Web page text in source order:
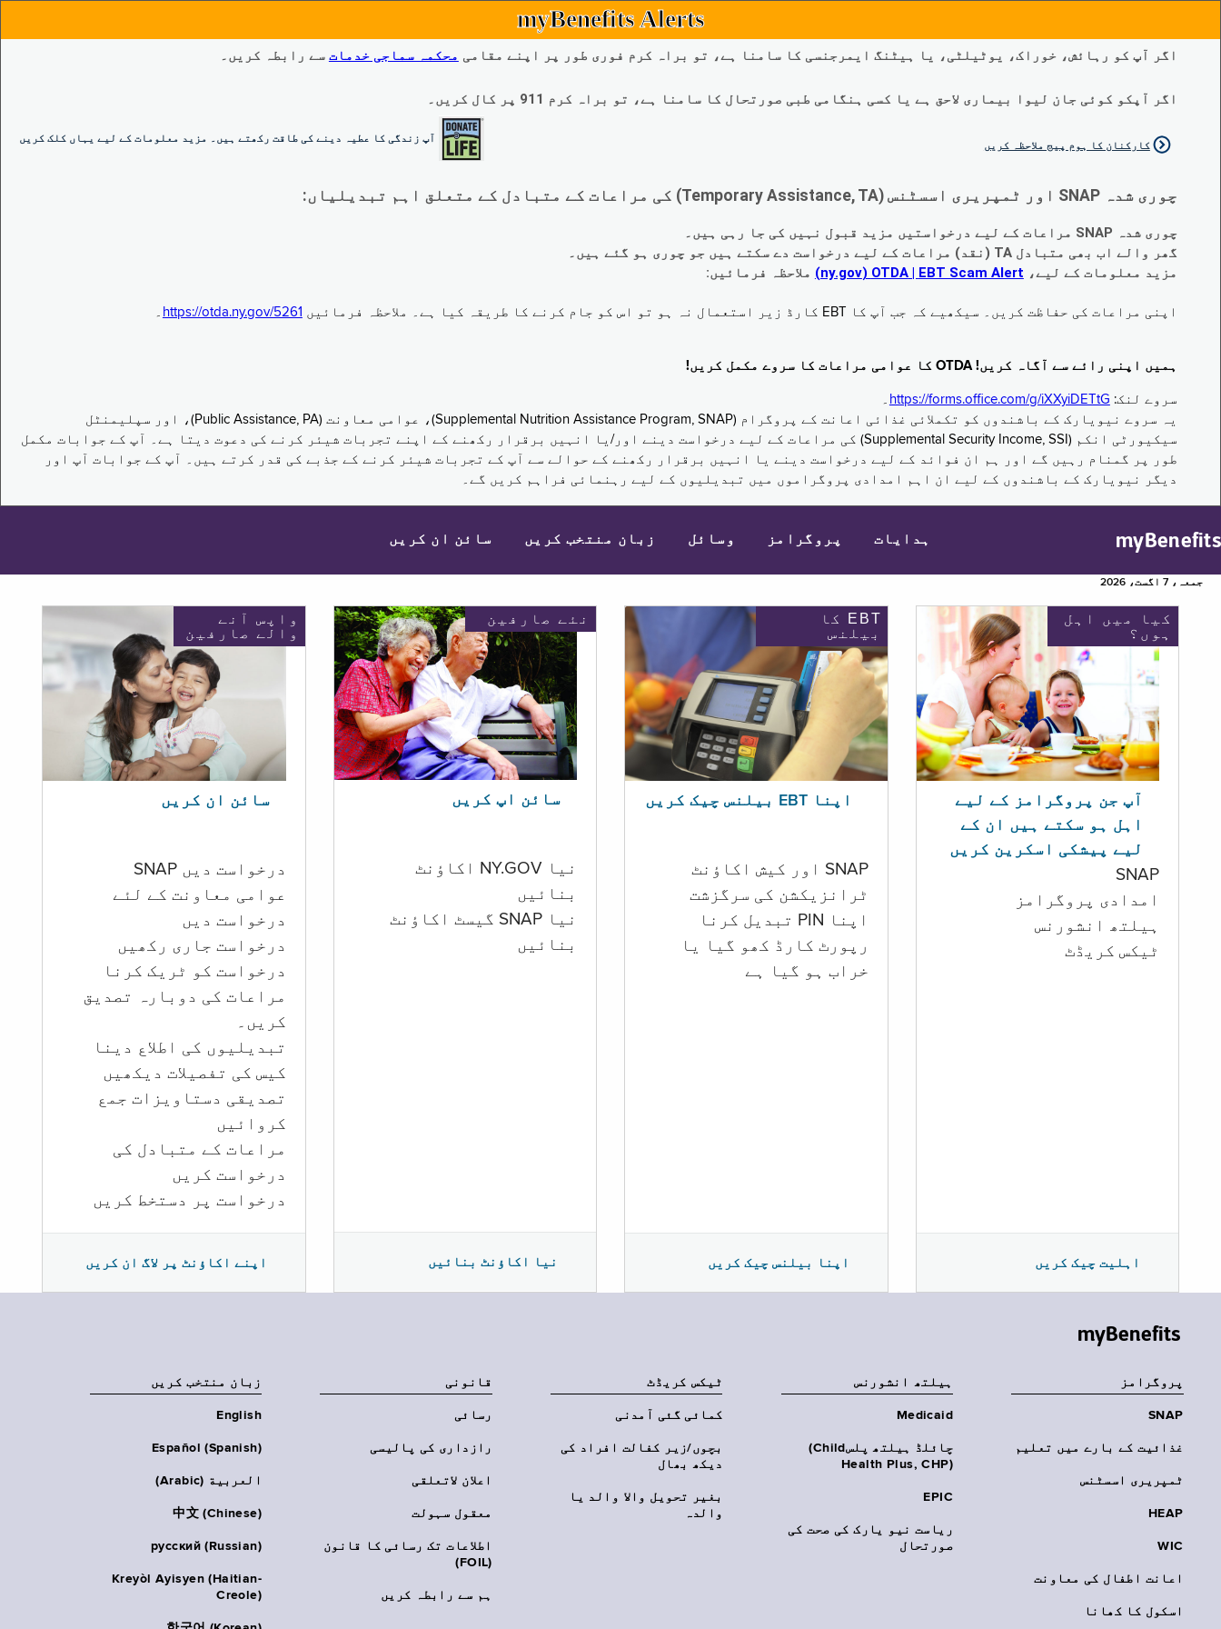
myBenefits Alerts
اگر آپ کو رہائش، خوراک، یوٹیلٹی، یا ہیٹنگ ایمرجنسی کا سامنا ہے، تو براہ کرم فوری طور پر اپنے مقامی محکمہ سماجی خدمات سے رابطہ کریں۔
اگر آپکو کوئی جان لیوا بیماری لاحق ہے یا کسی ہنگامی طبی صورتحال کا سامنا ہے، تو براہ کرم 911 پر کال کریں۔
آپ زندگی کا عطیہ دینے کی طاقت رکھتے ہیں۔ مزید معلومات کے لیے یہاں کلک کریں
کارکنان کا ہوم پیج ملاحظہ کریں
چوری شدہ SNAP اور ٹمپریری اسسٹنس (Temporary Assistance, TA) کی مراعات کے متبادل کے متعلق اہم تبدیلیاں:
چوری شدہ SNAP مراعات کے لیے درخواستیں مزید قبول نہیں کی جا رہی ہیں۔
گھر والے اب بھی متبادل TA (نقد) مراعات کے لیے درخواست دے سکتے ہیں جو چوری ہو گئے ہیں۔
مزید معلومات کے لیے، EBT Scam Alert ‏| OTDA ‏(ny.gov) ملاحظہ فرمائیں:
اپنی مراعات کی حفاظت کریں۔ سیکھیے کہ جب آپ کا EBT کارڈ زیر استعمال نہ ہو تو اس کو جام کرنے کا طریقہ کیا ہے۔ ملاحظہ فرمائیں https://otda.ny.gov/5261 ۔
ہمیں اپنی رائے سے آگاہ کریں! OTDA کا عوامی مراعات کا سروے مکمل کریں!
سروے لنک: https://forms.office.com/g/iXXyiDETtG ۔
یہ سروے نیویارک کے باشندوں کو تکملائی غذائی اعانت کے پروگرام (Supplemental Nutrition Assistance Program, SNAP)، عوامی معاونت (Public Assistance, PA)، اور سپلیمنٹل
سیکیورٹی انکم (Supplemental Security Income, SSI) کی مراعات کے لیے درخواست دینے اور/یا انہیں برقرار رکھنے کے اپنے تجربات شیئر کرنے کی دعوت دیتا ہے۔ آپ کے جوابات مکمل
طور پر گمنام رہیں گے اور ہم ان فوائد کے لیے درخواست دینے یا انہیں برقرار رکھنے کے حوالے سے آپ کے تجربات شیئر کرنے کے جذبے کی قدر کرتے ہیں۔ آپ کے جوابات آپ اور
دیگر نیویارک کے باشندوں کے لیے ان اہم امدادی پروگراموں میں تبدیلیوں کے لیے رہنمائی فراہم کریں گے۔
myBenefits ہدایات پروگرامز وسائل زبان منتخب کریں سائن ان کریں
جمعہ، 7 اگست، 2026
واپس آنے
والے صارفین
سائن ان کریں
درخواست دیں SNAP
عوامی معاونت کے لئے
درخواست دیں
درخواست جاری رکھیں
درخواست کو ٹریک کرنا
مراعات کی دوبارہ تصدیق
کریں۔
تبدیلیوں کی اطلاع دینا
کیس کی تفصیلات دیکھیں
تصدیقی دستاویزات جمع
کروائیں
مراعات کے متبادل کی
درخواست کریں
درخواست پر دستخط کریں
اپنے اکاؤنٹ پر لاگ ان کریں
نئے صارفین
سائن اپ کریں
نیا NY.GOV اکاؤنٹ
بنائیں
نیا SNAP گیسٹ اکاؤنٹ
بنائیں
نیا اکاؤنٹ بنائیں
EBT کا
بیلنس
اپنا EBT بیلنس چیک کریں
SNAP اور کیش اکاؤنٹ
ٹرانزیکشن کی سرگزشت
اپنا PIN تبدیل کرنا
رپورٹ کارڈ کھو گیا یا
خراب ہو گيا ہے
اپنا بیلنس چیک کریں
کیا میں اہل
ہوں؟
آپ جن پروگرامز کے لیے
اہل ہو سکتے ہیں ان کے
لیے پیشکی اسکرین کریں
SNAP
امدادی پروگرامز
‏ہیلتھ انشورنس
ٹیکس کریڈٹ
اہلیت چیک کریں
myBenefits
پروگرامز
SNAP
غذائیت کے بارے میں تعلیم
ٹمپریری اسسٹنس
HEAP
WIC
اعانت اطفال کی معاونت
اسکول کا کھانا
‏ہیلتھ انشورنس
Medicaid
چائلڈ ہیلتھ پلس‎(Child
Health Plus, CHP)‎
EPIC
ریاست نیو یارک کی صحت کی
صورتحال
ٹیکس کریڈٹ
کمائی گئی آمدنی
بچوں/زیر کفالت افراد کی
دیکھ بھال
بغیر تحویل والا والد یا
والدہ
قانونی
رسائی
رازداری کی پالیسی
اعلان لاتعلقی
معقول سہولت
اطلاعات تک رسائی کا قانون
(FOIL)
ہم سے رابطہ کریں
زبان منتخب کریں
English
Español (Spanish)
العربية (Arabic)
中文 (Chinese)
русский (Russian)
Kreyòl Ayisyen (Haitian-
Creole)